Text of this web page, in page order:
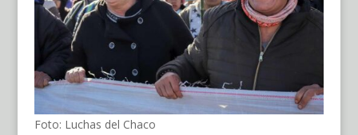
Foto: Luchas del Chaco